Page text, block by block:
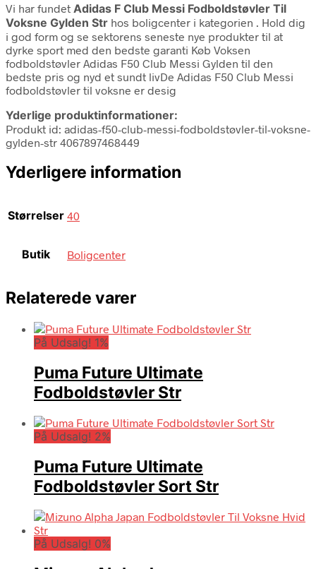
Vi har fundet Adidas F Club Messi Fodboldstøvler Til
Voksne Gylden Str hos boligcenter i kategorien . Hold dig
i god form og se sektorens seneste nye produkter til at
dyrke sport med den bedste garanti Køb Voksen
fodboldstøvler Adidas F50 Club Messi Gylden til den
bedste pris og nyd et sundt livDe Adidas F50 Club Messi
fodboldstøvler til voksne er desig
Yderlige produktinformationer:
Produkt id: adidas-f50-club-messi-fodboldstøvler-til-voksne-
gylden-str 4067897468449
Yderligere information
Størrelser 40
Butik Boligcenter
Relaterede varer
På Udsalg! 1%
Puma Future Ultimate
Fodboldstøvler Str
På Udsalg! 2%
Puma Future Ultimate
Fodboldstøvler Sort Str
På Udsalg! 0%